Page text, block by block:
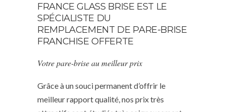
FRANCE GLASS BRISE EST LE
SPÉCIALISTE DU
REMPLACEMENT DE PARE-BRISE
FRANCHISE OFFERTE
Votre pare-brise au meilleur prix
Grâce à un souci permanent d’offrir le
meilleur rapport qualité, nos prix très